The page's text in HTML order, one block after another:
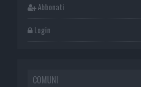
Abbonati
Login
COMUNI